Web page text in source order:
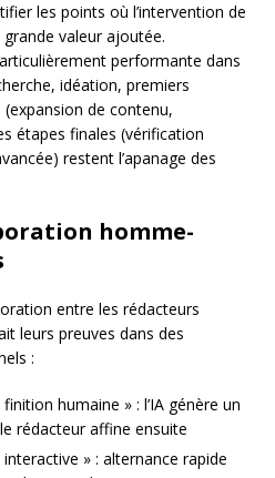
les points où l’intervention de
valeur ajoutée.
performante dans
idéation, premiers
de contenu,
étapes finales (vérification
restent l’apanage des
homme-
entre les rédacteurs
leurs preuves dans des
:
humaine » : l’IA génère un
rédacteur affine ensuite
» : alternance rapide